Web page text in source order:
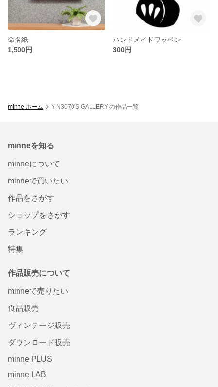
命名紙
1,500円
ハンドメイドワッペン
300円
minne ホーム Y-N3070'S GALLERY の作品一覧
minneを知る
minneについて
minneで買いたい
作品をさがす
ショップをさがす
ランキング
特集
作品販売について
minneで売りたい
食品販売
ヴィンテージ販売
ダウンロード販売
minne PLUS
minne LAB